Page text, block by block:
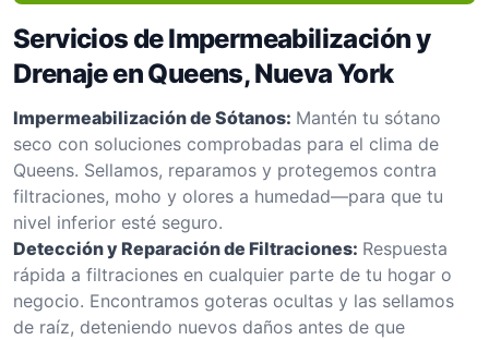
Servicios de Impermeabilización y
Drenaje en Queens, Nueva York
Impermeabilización de Sótanos: Mantén tu sótano
seco con soluciones comprobadas para el clima de
Queens. Sellamos, reparamos y protegemos contra
filtraciones, moho y olores a humedad—para que tu
nivel inferior esté seguro.
Detección y Reparación de Filtraciones: Respuesta
rápida a filtraciones en cualquier parte de tu hogar o
negocio. Encontramos goteras ocultas y las sellamos
de raíz, deteniendo nuevos daños antes de que